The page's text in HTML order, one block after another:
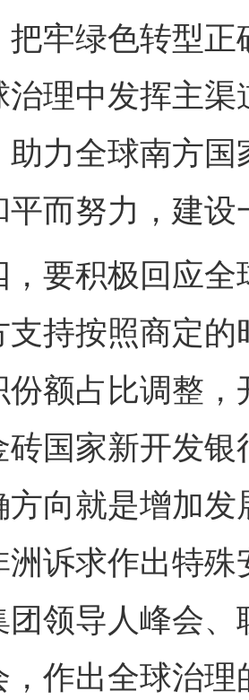
把牢绿色转型
治理中发挥主
助力全球南方
平而努力，建
积极回应全
支持按照商定
份额占比调整
砖国家新开发
方向就是增加
洲诉求作出特
团领导人峰会
作出全球治理